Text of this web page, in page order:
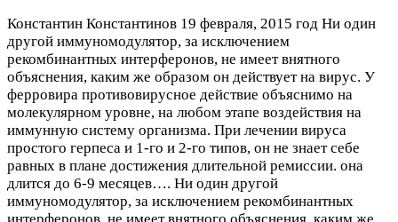
Константин Константинов 19 февраля, 2015 год Ни один
другой иммуномодулятор, за исключением
рекомбинантных интерферонов, не имеет внятного
объяснения, каким же образом он действует на вирус. У
ферровира противовирусное действие объяснимо на
молекулярном уровне, на любом этапе воздействия на
иммунную систему организма. При лечении вируса
простого герпеса и 1-го и 2-го типов, он не знает себе
равных в плане достижения длительной ремиссии. она
длится до 6-9 месяцев…. Ни один другой
иммуномодулятор, за исключением рекомбинантных
интерферонов, не имеет внятного объяснения, каким же